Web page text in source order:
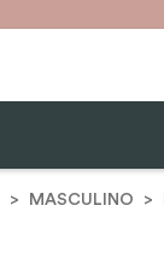
MASCULINO